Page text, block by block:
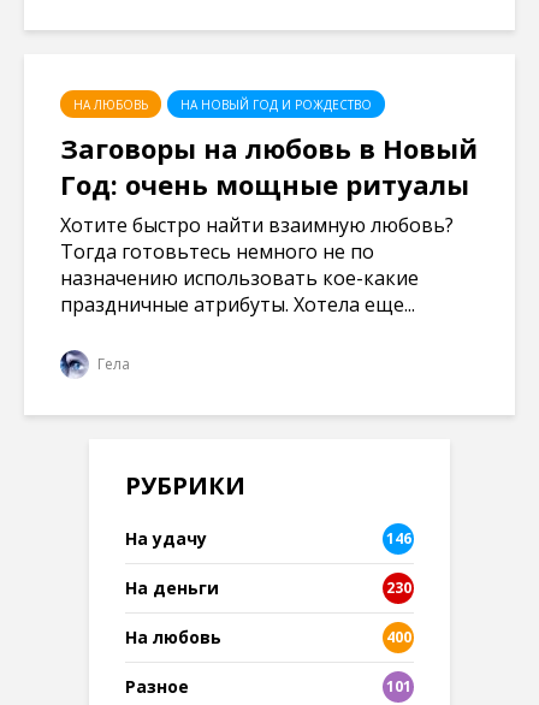
НА ЛЮБОВЬ НА НОВЫЙ ГОД И РОЖДЕСТВО
Заговоры на любовь в Новый
Год: очень мощные ритуалы
Хотите быстро найти взаимную любовь?
Тогда готовьтесь немного не по
назначению использовать кое-какие
праздничные атрибуты. Хотела еще...
Гела
РУБРИКИ
На удачу 146
На деньги 230
На любовь 400
Разное
101